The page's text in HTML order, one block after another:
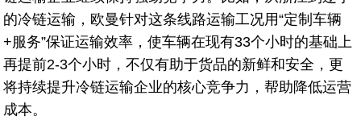
的冷链运输，欧曼针对这条线路运输工况用“定制车辆
+服务”保证运输效率，使车辆在现有33个小时的基础上
再提前2-3个小时，不仅有助于货品的新鲜和安全，更
将持续提升冷链运输企业的核心竞争力，帮助降低运营
成本。